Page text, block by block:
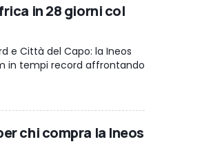
in 28 giorni col
e Città del Capo: la Ineos
in tempi record affrontando
chi compra la Ineos